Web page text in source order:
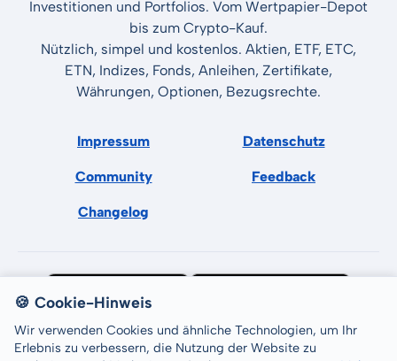
Investitionen und Portfolios. Vom Wertpapier-Depot
bis zum Crypto-Kauf.
Nützlich, simpel und kostenlos. Aktien, ETF, ETC,
ETN, Indizes, Fonds, Anleihen, Zertifikate,
Währungen, Optionen, Bezugsrechte.
Impressum Datenschutz
Community Feedback
Changelog
🍪 Cookie-Hinweis
Wir verwenden Cookies und ähnliche Technologien, um Ihr
Erlebnis zu verbessern, die Nutzung der Website zu